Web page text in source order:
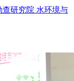
研究院 水环境与